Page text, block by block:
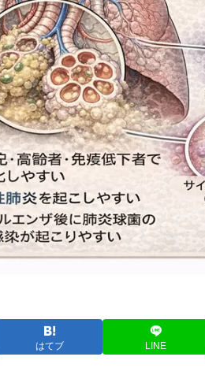
はてブ LINE